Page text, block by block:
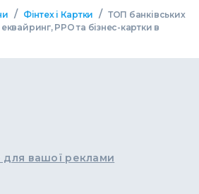
/ Фінтех і Картки / ТОП банківських
РРО та бізнес-картки в
для вашої реклами